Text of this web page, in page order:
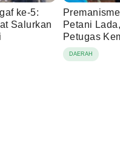
ke-5:
Salurkan
Petani
Petugas
Lindung
DAERAH